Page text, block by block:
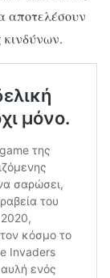
αποτελέσουν
κινδύνων.